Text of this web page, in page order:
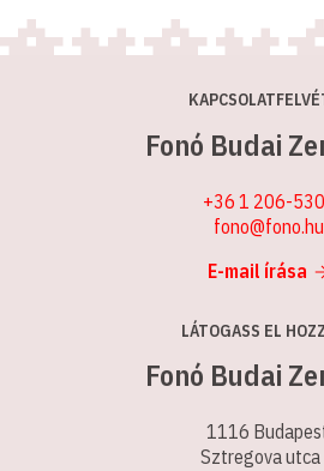
Fonó Budai
+36 1 206-
fono@fono.hu
E-mail írása
LÁTOGASS EL
Fonó Budai
1116
Sztregova utca